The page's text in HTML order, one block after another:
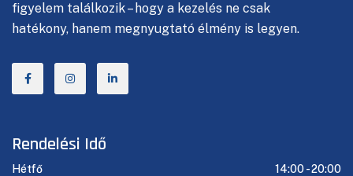
figyelem találkozik – hogy a kezelés ne csak
hatékony, hanem megnyugtató élmény is legyen.
Rendelési Idő
Hétfő 14:00 -20:00